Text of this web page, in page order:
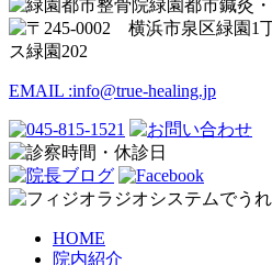
EMAIL :info@true-healing.jp
HOME
院内紹介